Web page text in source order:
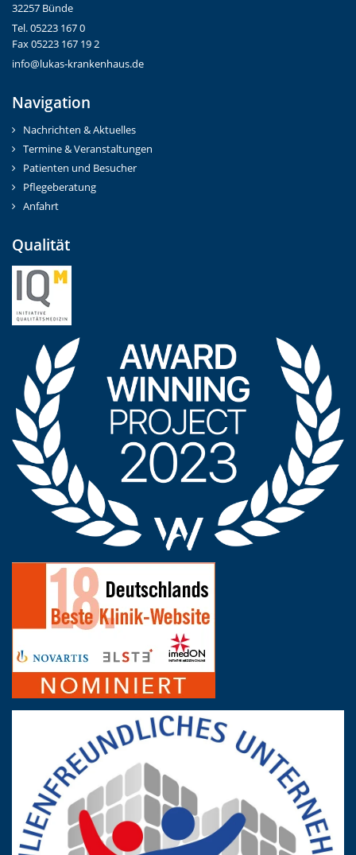
32257 Bünde
Tel. 05223 167 0
Fax 05223 167 19 2
info@lukas-krankenhaus.de
Navigation
Nachrichten & Aktuelles
Termine & Veranstaltungen
Patienten und Besucher
Pflegeberatung
Anfahrt
Qualität